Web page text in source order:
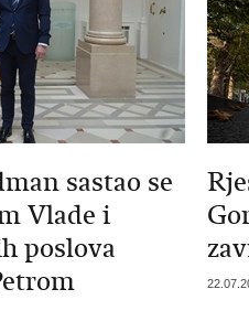
sastao se
Vlade i
poslova